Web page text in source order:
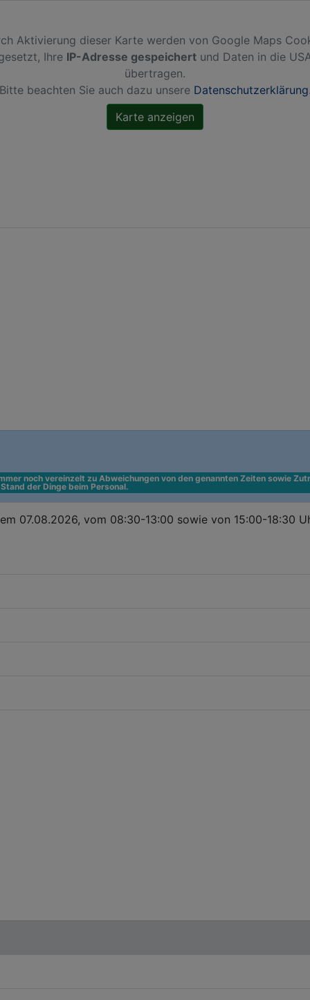
noch vereinzelt zu Abweichungen von den genannten Zeiten sowie
der Dinge beim Personal.
07.08.2026, vom 08:30-13:00 sowie von 15:00-18:30
Aktivierung dieser Karte werden von Google Maps
Ihre IP-Adresse gespeichert und Daten in die
übertragen.
Bitte beachten Sie auch dazu unsere Datenschutzerklärung